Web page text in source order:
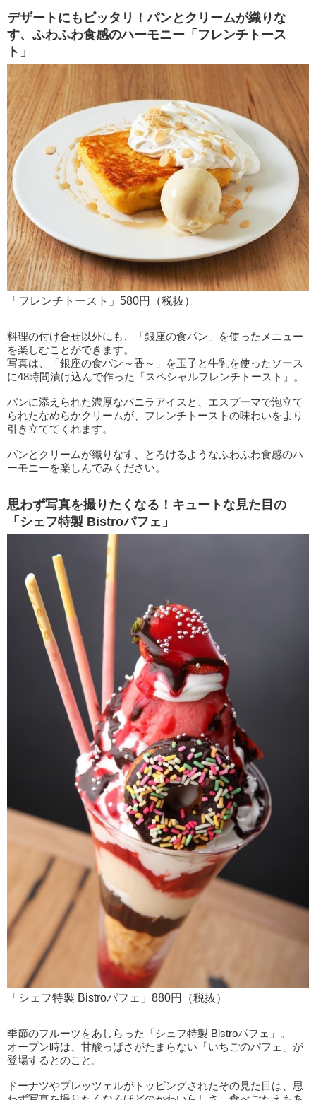
デザートにもピッタリ！パンとクリームが織りな
す、ふわふわ食感のハーモニー「フレンチトース
ト」
「フレンチトースト」580円（税抜）
料理の付け合せ以外にも、「銀座の食パン」を使ったメニュー
を楽しむことができます。
写真は、「銀座の食パン～香～」を玉子と牛乳を使ったソース
に48時間漬け込んで作った「スペシャルフレンチトースト」。
パンに添えられた濃厚なバニラアイスと、エスプーマで泡立て
られたなめらかクリームが、フレンチトーストの味わいをより
引き立ててくれます。
パンとクリームが織りなす、とろけるようなふわふわ食感のハ
ーモニーを楽しんでみください。
思わず写真を撮りたくなる！キュートな見た目の
「シェフ特製 Bistroパフェ」
「シェフ特製 Bistroパフェ」880円（税抜）
季節のフルーツをあしらった「シェフ特製 Bistroパフェ」。
オープン時は、甘酸っぱさがたまらない「いちごのパフェ」が
登場するとのこと。
ドーナツやプレッツェルがトッピングされたその見た目は、思